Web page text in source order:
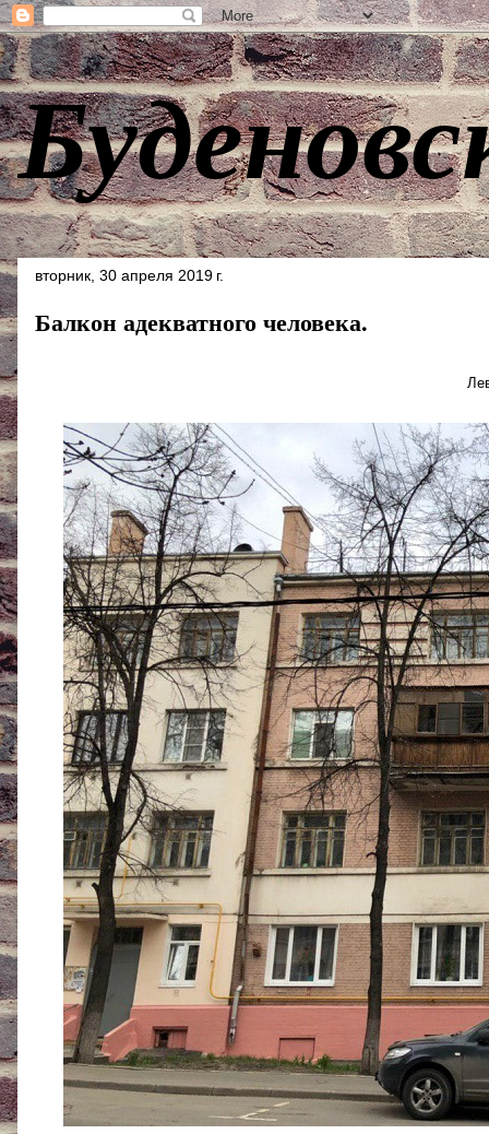
вторник, 30 апреля 2019 г.
Балкон адекватного человека.